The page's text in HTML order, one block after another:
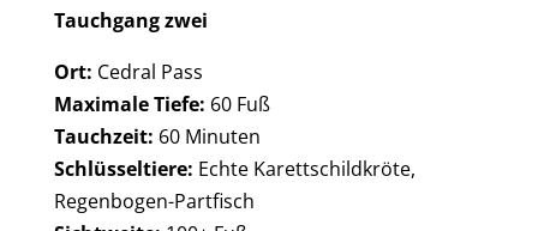
Tauchgang zwei
Ort: Cedral Pass
Maximale Tiefe: 60 Fuß
Tauchzeit: 60 Minuten
Schlüsseltiere: Echte Karettschildkröte,
Regenbogen-Partfisch